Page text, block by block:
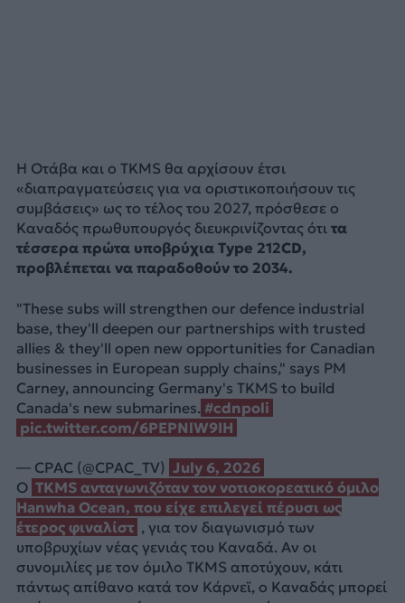
Η Οτάβα και ο TKMS θα αρχίσουν έτσι
«διαπραγματεύσεις για να οριστικοποιήσουν τις
συμβάσεις» ως το τέλος του 2027, πρόσθεσε ο
Καναδός πρωθυπουργός διευκρινίζοντας ότι τα
τέσσερα πρώτα υποβρύχια Type 212CD,
προβλέπεται να παραδοθούν το 2034.
"These subs will strengthen our defence industrial
base, they'll deepen our partnerships with trusted
allies & they'll open new opportunities for Canadian
businesses in European supply chains," says PM
Carney, announcing Germany's TKMS to build
Canada's new submarines. #cdnpoli
pic.twitter.com/6PEPNlW9IH
— CPAC (@CPAC_TV) July 6, 2026
Ο TKMS ανταγωνιζόταν τον νοτιοκορεατικό όμιλο
Hanwha Ocean, που είχε επιλεγεί πέρυσι ως
έτερος φιναλίστ , για τον διαγωνισμό των
υποβρυχίων νέας γενιάς του Καναδά. Αν οι
συνομιλίες με τον όμιλο TKMS αποτύχουν, κάτι
πάντως απίθανο κατά τον Κάρνεϊ, ο Καναδάς μπορεί